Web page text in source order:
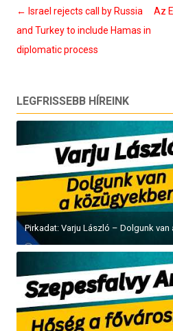
Bejegyzés
navigáció
← Israel rejects call by Russia
and Turkey to include Hamas in
diplomatic process
Az
LEGFRISSEBB HÍREINK
Pirkadat: Varju László – Dolgunk van